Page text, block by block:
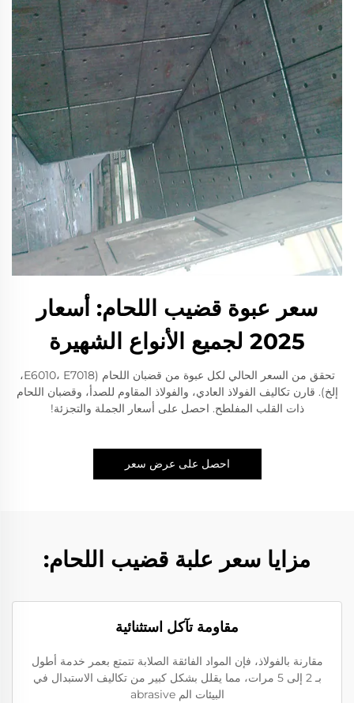
سعر عبوة قضيب اللحام: أسعار
2025 لجميع الأنواع الشهيرة
تحقق من السعر الحالي لكل عبوة من قضبان اللحام (E6010، E7018،
إلخ). قارن تكاليف الفولاذ العادي، والفولاذ المقاوم للصدأ، وقضبان اللحام
ذات القلب المفلطح. احصل على أسعار الجملة والتجزئة!
احصل على عرض سعر
مزايا سعر علبة قضيب اللحام:
مقاومة تآكل استثنائية
مقارنة بالفولاذ، فإن المواد الفائقة الصلابة تتمتع بعمر خدمة أطول
بـ 2 إلى 5 مرات، مما يقلل بشكل كبير من تكاليف الاستبدال في
البيئات الم abrasive